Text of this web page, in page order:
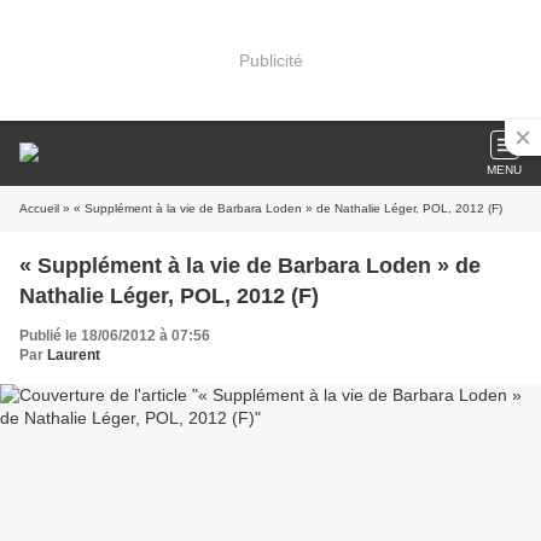
Publicité
MENU
Accueil » « Supplément à la vie de Barbara Loden » de Nathalie Léger, POL, 2012 (F)
« Supplément à la vie de Barbara Loden » de
Nathalie Léger, POL, 2012 (F)
Publié le 18/06/2012 à 07:56
Par Laurent